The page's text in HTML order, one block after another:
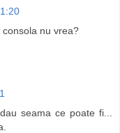
nu vrea?
seama ce poate fi...